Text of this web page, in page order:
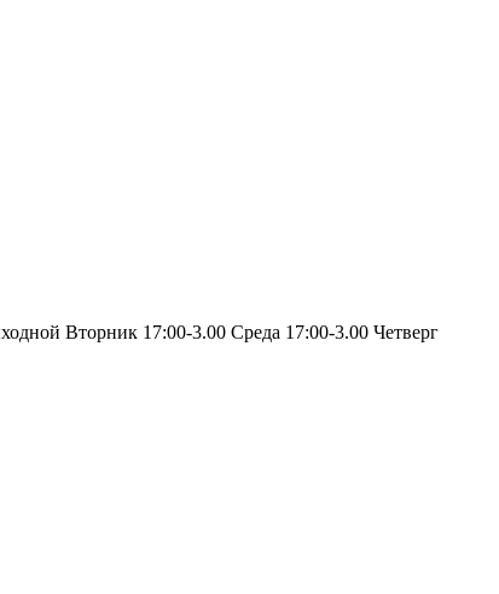
Вторник 17:00-3.00 Среда 17:00-3.00 Четверг